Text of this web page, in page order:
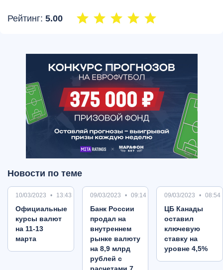
Рейтинг: 5.00
Новости по теме
10/03/2023 13:43
Oфициальные
курсы валют
на 11-13
марта
09/03/2023 09:14
Банк России
продал на
внутреннем
рынке валюту
на 8,9 млрд
рублей с
09/03/2023 08:54
ЦБ Канады
оставил
ключевую
ставку на
уровне 4,5%